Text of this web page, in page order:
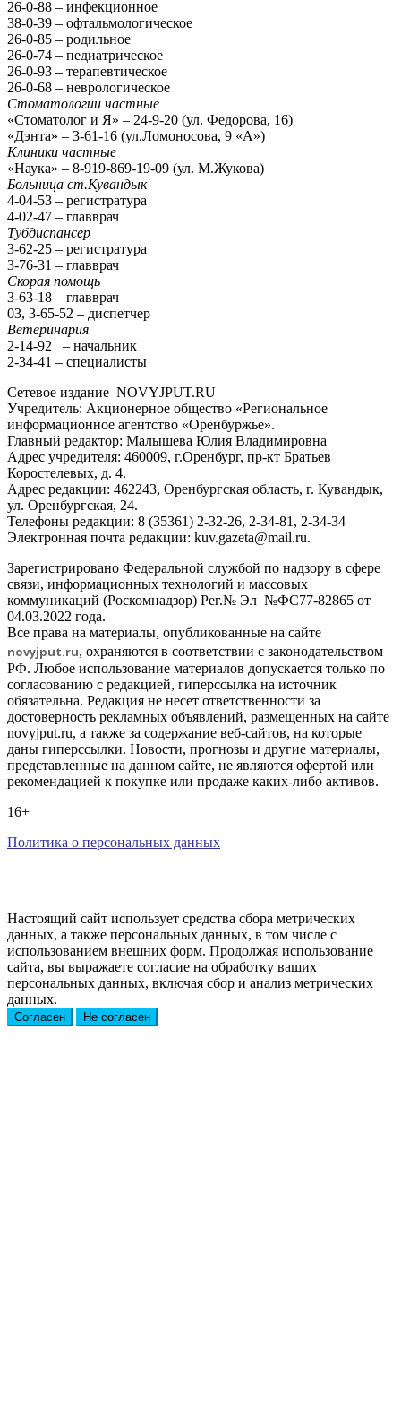
26-0-88 – инфекционное
38-0-39 – офтальмологическое
26-0-85 – родильное
26-0-74 – педиатрическое
26-0-93 – терапевтическое
26-0-68 – неврологическое
Стоматологии частные
«Стоматолог и Я» – 24-9-20 (ул. Федорова, 16)
«Дэнта» – 3-61-16 (ул.Ломоносова, 9 «А»)
Клиники частные
«Наука» – 8-919-869-19-09 (ул. М.Жукова)
Больница ст.Кувандык
4-04-53 – регистратура
4-02-47 – главврач
Тубдиспансер
3-62-25 – регистратура
3-76-31 – главврач
Скорая помощь
3-63-18 – главврач
03, 3-65-52 – диспетчер
Ветеринария
2-14-92 – начальник
2-34-41 – специалисты
Сетевое издание NOVYJPUT.RU
Учредитель: Акционерное общество «Региональное
информационное агентство «Оренбуржье».
Главный редактор: Малышева Юлия Владимировна
Адрес учредителя: 460009, г.Оренбург, пр-кт Братьев
Коростелевых, д. 4.
Адрес редакции: 462243, Оренбургская область, г. Кувандык,
ул. Оренбургская, 24.
Телефоны редакции: 8 (35361) 2-32-26, 2-34-81, 2-34-34
Электронная почта редакции: kuv.gazeta@mail.ru.
Зарегистрировано Федеральной службой по надзору в сфере
связи, информационных технологий и массовых
коммуникаций (Роскомнадзор) Рег.№ Эл №ФС77-82865 от
04.03.2022 года.
Все права на материалы, опубликованные на сайте
novyjput.ru, охраняются в соответствии с законодательством
РФ. Любое использование материалов допускается только по
согласованию с редакцией, гиперссылка на источник
обязательна. Редакция не несет ответственности за
достоверность рекламных объявлений, размещенных на сайте
novyjput.ru, а также за содержание веб-сайтов, на которые
даны гиперссылки. Новости, прогнозы и другие материалы,
представленные на данном сайте, не являются офертой или
рекомендацией к покупке или продаже каких-либо активов.
16+
Политика о персональных данных
Настоящий сайт использует средства сбора метрических
данных, а также персональных данных, в том числе с
использованием внешних форм. Продолжая использование
сайта, вы выражаете согласие на обработку ваших
персональных данных, включая сбор и анализ метрических
данных.
Согласен Не согласен